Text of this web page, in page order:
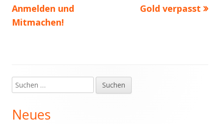
Beitrag:
Anmelden und
Mitmachen!
BeitragGold verpasst
Haupt-
Seitenleiste
Suchen
nach:
Neues